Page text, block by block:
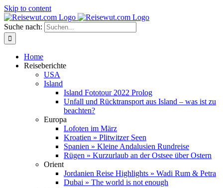
Skip to content
Suche nach:
Home
Reiseberichte
USA
Island
Island Fototour 2022 Prolog
Unfall und Rücktransport aus Island – was ist zu
beachten?
Europa
Lofoten im März
Kroatien » Plitwitzer Seen
Spanien » Kleine Andalusien Rundreise
Rügen » Kurzurlaub an der Ostsee über Ostern
Orient
Jordanien Reise Highlights » Wadi Rum & Petra
Dubai » The world is not enough